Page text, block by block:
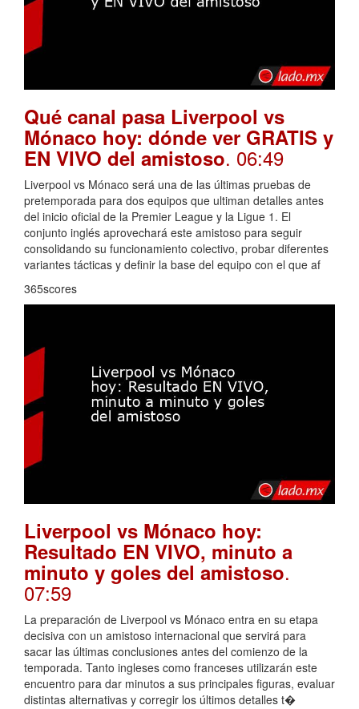
Qué canal pasa Liverpool vs
Mónaco hoy: dónde ver GRATIS y
EN VIVO del amistoso. 06:49
Liverpool vs Mónaco será una de las últimas pruebas de
pretemporada para dos equipos que ultiman detalles antes
del inicio oficial de la Premier League y la Ligue 1. El
conjunto inglés aprovechará este amistoso para seguir
consolidando su funcionamiento colectivo, probar diferentes
variantes tácticas y definir la base del equipo con el que af
365scores
Liverpool vs Mónaco hoy:
Resultado EN VIVO, minuto a
minuto y goles del amistoso.
07:59
La preparación de Liverpool vs Mónaco entra en su etapa
decisiva con un amistoso internacional que servirá para
sacar las últimas conclusiones antes del comienzo de la
temporada. Tanto ingleses como franceses utilizarán este
encuentro para dar minutos a sus principales figuras, evaluar
distintas alternativas y corregir los últimos detalles t�